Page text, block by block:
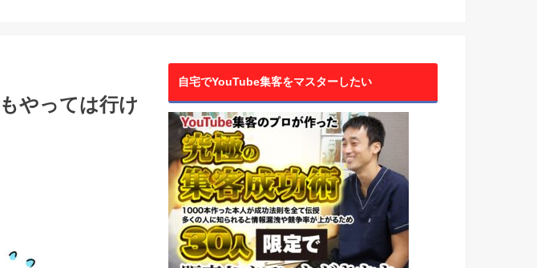
やっては行け
自宅でYouTube集客をマスターしたい